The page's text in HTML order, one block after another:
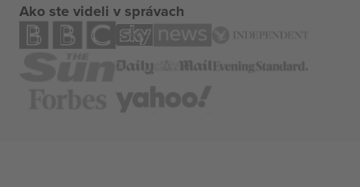
Ako ste videli v správach